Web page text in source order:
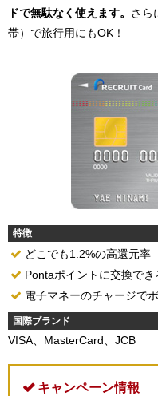
ドで無駄なく使えます。 さら
帯）で旅行用にもOK！
特徴
どこでも1.2%の高還元率
Pontaポイントに交換でき
電子マネーのチャージで
国際ブランド
VISA、MasterCard、JCB
キャンペーン情報